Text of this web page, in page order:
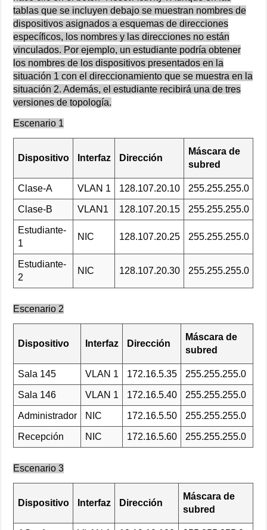
tablas que se incluyen debajo se muestran nombres de
dispositivos asignados a esquemas de direcciones
específicos, los nombres y las direcciones no están
vinculados. Por ejemplo, un estudiante podría obtener
los nombres de los dispositivos presentados en la
situación 1 con el direccionamiento que se muestra en la
situación 2. Además, el estudiante recibirá una de tres
versiones de topología.
Escenario 1
Dispositivo Interfaz Dirección
Máscara de
subred
Clase-A VLAN 1 128.107.20.10 255.255.255.0
Clase-B VLAN1 128.107.20.15 255.255.255.0
Estudiante-
1
NIC 128.107.20.25 255.255.255.0
Estudiante-
2
NIC 128.107.20.30 255.255.255.0
Escenario 2
Dispositivo Interfaz Dirección
Máscara de
subred
Sala 145 VLAN 1 172.16.5.35 255.255.255.0
Sala 146 VLAN 1 172.16.5.40 255.255.255.0
Administrador NIC 172.16.5.50 255.255.255.0
Recepción NIC 172.16.5.60 255.255.255.0
Escenario 3
Dispositivo Interfaz Dirección
Máscara de
subred